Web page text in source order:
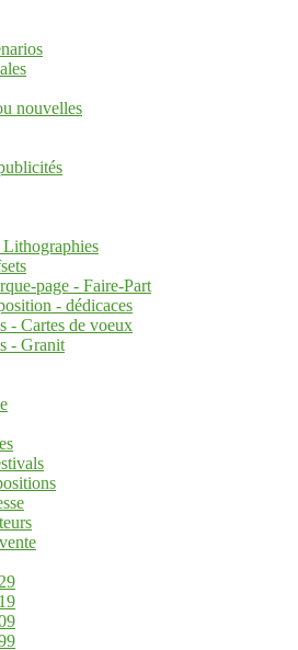
nouvelles
Lithographies
page - Faire-Part
- dédicaces
- Cartes de voeux
- Granit